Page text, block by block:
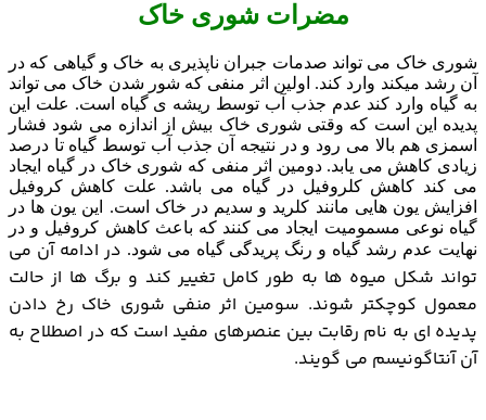
مضرات شوری خاک
شوری خاک می تواند صدمات جبران ناپذیری به خاک و گیاهی که در
آن رشد میکند وارد کند. اولین اثر منفی که شور شدن خاک می تواند
به گیاه وارد کند عدم جذب آب توسط ریشه ی گیاه است. علت این
پدیده این است که وقتی شوری خاک بیش از اندازه می شود فشار
اسمزی هم بالا می رود و در نتیجه آن جذب آب توسط گیاه تا درصد
زیادی کاهش می یابد. دومین اثر منفی که شوری خاک در گیاه ایجاد
می کند کاهش کلروفیل در گیاه می باشد. علت کاهش کروفیل
افزایش یون هایی مانند کلرید و سدیم در خاک است. این یون ها در
گیاه نوعی مسمومیت ایجاد می کنند که باعث کاهش کروفیل و در
نهایت عدم رشد گیاه و رنگ پریدگی گیاه می شود. در ادامه آن می
تواند شکل میوه ها به طور کامل تغییر کند و برگ ها از حالت
معمول کوچکتر شوند. سومین اثر منفی شوری خاک رخ دادن
پدیده ای به نام رقابت بین عنصرهای مفید است که در اصطلاح به
آن آنتاگونیسم می گویند.